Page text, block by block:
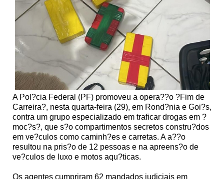
A Pol?cia Federal (PF) promoveu a opera??o ?Fim de
Carreira?, nesta quarta-feira (29), em Rond?nia e Goi?s,
contra um grupo especializado em traficar drogas em ?
moc?s?, que s?o compartimentos secretos constru?dos
em ve?culos como caminh?es e carretas. A a??o
resultou na pris?o de 12 pessoas e na apreens?o de
ve?culos de luxo e motos aqu?ticas.
Os agentes cumpriram 62 mandados judiciais em